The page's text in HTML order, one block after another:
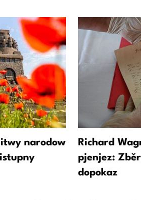
narodow
Richard
pjenjez:
dopokaz